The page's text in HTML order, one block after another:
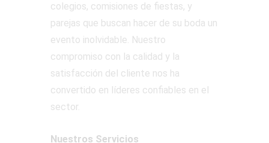
colegios, comisiones de fiestas, y
parejas que buscan hacer de su boda un
evento inolvidable. Nuestro
compromiso con la calidad y la
satisfacción del cliente nos ha
convertido en líderes confiables en el
sector.
Nuestros Servicios